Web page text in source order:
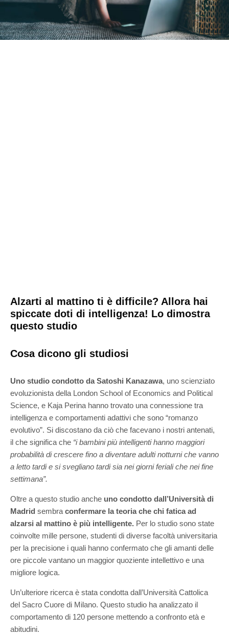
Alzarti al mattino ti è difficile? Allora hai
spiccate doti di intelligenza! Lo dimostra
questo studio
Cosa dicono gli studiosi
Uno studio condotto da Satoshi Kanazawa, uno scienziato
evoluzionista della London School of Economics and Political
Science, e Kaja Perina hanno trovato una connessione tra
intelligenza e comportamenti adattivi che sono “romanzo
evolutivo”. Si discostano da ciò che facevano i nostri antenati,
il che significa che “i bambini più intelligenti hanno maggiori
probabilità di crescere fino a diventare adulti notturni che vanno
a letto tardi e si svegliano tardi sia nei giorni feriali che nei fine
settimana”.
Oltre a questo studio anche uno condotto dall’Università di
Madrid sembra confermare la teoria che chi fatica ad
alzarsi al mattino è più intelligente. Per lo studio sono state
coinvolte mille persone, studenti di diverse facoltà universitaria
per la precisione i quali hanno confermato che gli amanti delle
ore piccole vantano un maggior quoziente intellettivo e una
migliore logica.
Un’ulteriore ricerca è stata condotta dall’Università Cattolica
del Sacro Cuore di Milano. Questo studio ha analizzato il
comportamento di 120 persone mettendo a confronto età e
abitudini.